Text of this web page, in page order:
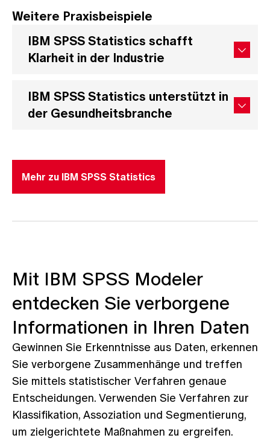
Weitere Praxisbeispiele
IBM SPSS Statistics schafft
Klarheit in der Industrie
IBM SPSS Statistics unterstützt in
der Gesundheitsbranche
Mehr zu IBM SPSS Statistics
Mit IBM SPSS Modeler
entdecken Sie verborgene
Informationen in Ihren Daten
Gewinnen Sie Erkenntnisse aus Daten, erkennen
Sie verborgene Zusammenhänge und treffen
Sie mittels statistischer Verfahren genaue
Entscheidungen. Verwenden Sie Verfahren zur
Klassifikation, Assoziation und Segmentierung,
um zielgerichtete Maßnahmen zu ergreifen.